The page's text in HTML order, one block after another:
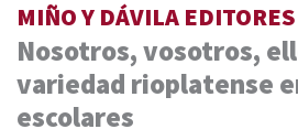
MIÑO Y DÁVILA EDITORES
Nosotros, vosotros,
variedad rioplatense
escolares